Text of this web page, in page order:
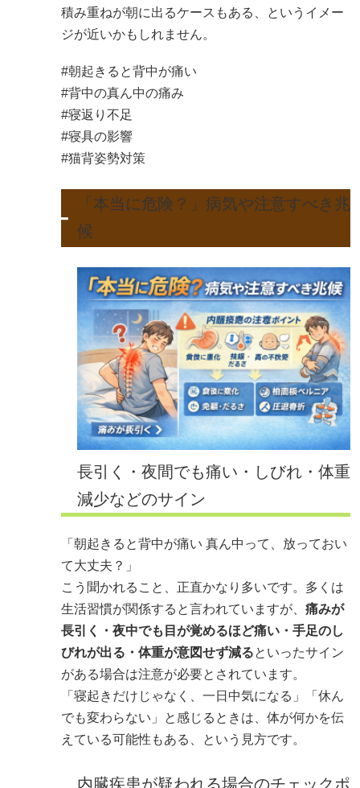
積み重ねが朝に出るケースもある、というイメー
ジが近いかもしれません。
#朝起きると背中が痛い
#背中の真ん中の痛み
#寝返り不足
#寝具の影響
#猫背姿勢対策
「本当に危険？」病気や注意すべき兆
候
長引く・夜間でも痛い・しびれ・体重
減少などのサイン
「朝起きると背中が痛い 真ん中って、放っておい
て大丈夫？」
こう聞かれること、正直かなり多いです。多くは
生活習慣が関係すると言われていますが、 痛みが
長引く・夜中でも目が覚めるほど痛い・手足のし
びれが出る・体重が意図せず減るといったサイン
がある場合は注意が必要とされています。
「寝起きだけじゃなく、一日中気になる」「休ん
でも変わらない」と感じるときは、体が何かを伝
えている可能性もある、という見方です。
内臓疾患が疑われる場合のチェックポ